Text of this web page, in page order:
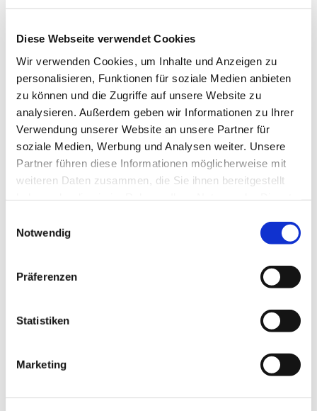
Diese Webseite verwendet Cookies
Wir verwenden Cookies, um Inhalte und Anzeigen zu
personalisieren, Funktionen für soziale Medien anbieten
zu können und die Zugriffe auf unsere Website zu
analysieren. Außerdem geben wir Informationen zu Ihrer
Verwendung unserer Website an unsere Partner für
soziale Medien, Werbung und Analysen weiter. Unsere
Partner führen diese Informationen möglicherweise mit
weiteren Daten zusammen, die Sie ihnen bereitgestellt
Notwendig
Präferenzen
Statistiken
Marketing
Dies könnte Sie auch